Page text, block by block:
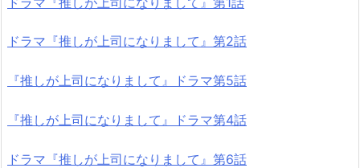
ドラマ『推しが上司になりまして』第2話
『推しが上司になりまして』ドラマ第5話
『推しが上司になりまして』ドラマ第4話
ドラマ『推しが上司になりまして』第6話